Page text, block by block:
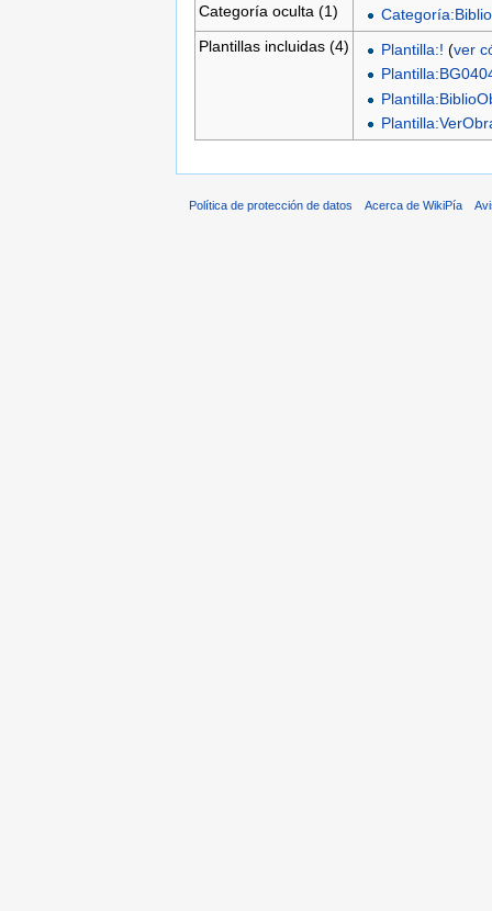
Categoría oculta (1)
Plantillas incluidas (4)
Plantilla:! (ver
Política de protección de datos Acerca de WikiPía